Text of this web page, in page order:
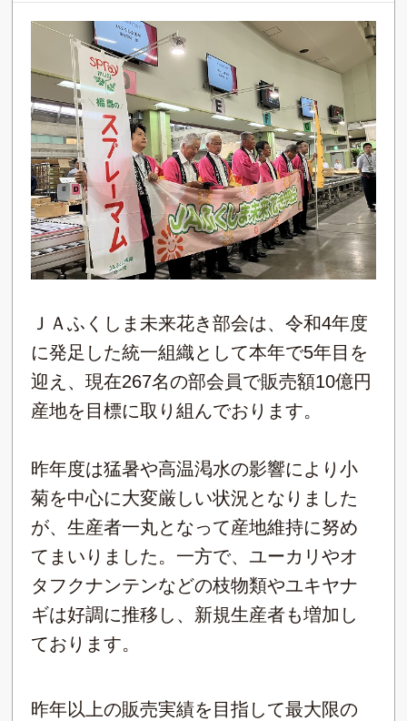
ＪＡふくしま未来花き部会は、令和4年度
に発足した統一組織として本年で5年目を
迎え、現在267名の部会員で販売額10億円
産地を目標に取り組んでおります。
昨年度は猛暑や高温渇水の影響により小
菊を中心に大変厳しい状況となりました
が、生産者一丸となって産地維持に努め
てまいりました。一方で、ユーカリやオ
タフクナンテンなどの枝物類やユキヤナ
ギは好調に推移し、新規生産者も増加し
ております。
昨年以上の販売実績を目指して最大限の